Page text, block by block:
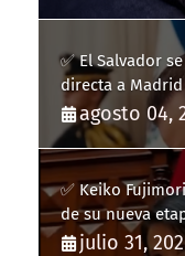
✅ El Salvador
directa a Madrid
agosto 04,
✅ Keiko
de su nueva
julio 31,